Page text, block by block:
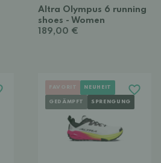
Altra Olympus 6 running
shoes - Women
189,00 €
FAVORIT NEUHEIT
GEDÄMPFT SPRENGUNG